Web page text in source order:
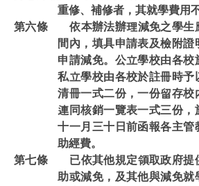
重修、補修者，其就學費用
第六條 依本辦法辦理減免之學生
間內，填具申請表及檢附
申請減免。公立學校由各校
私立學校由各校於註冊時予
清冊一式二份，一份留存校
連同核銷一覽表一式三份，
十一月三十日前函報各主管
助經費。
第七條 已依其他規定領取政府提
助或減免，及其他與減免就